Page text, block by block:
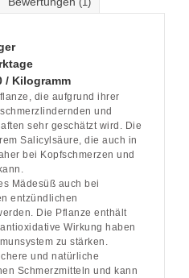
(1)
/ Kilogramm
die aufgrund ihrer
und
sehr geschätzt wird. Die
Salicylsäure, die auch in
bei Kopfschmerzen und
Mädesüß auch bei
entzündlichen
Die Pflanze enthält
Wirkung haben
zu stärken.
und natürliche
Schmerzmitteln und kann